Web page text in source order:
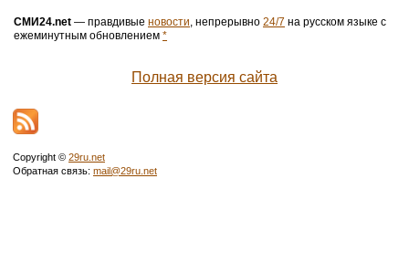
СМИ24.net — правдивые новости, непрерывно 24/7 на русском языке с
ежеминутным обновлением *
Полная версия сайта
Copyright © 29ru.net
Обратная связь: mail@29ru.net